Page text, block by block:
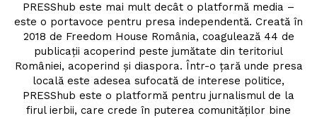
PRESShub este mai mult decât o platformă media –
este o portavoce pentru presa independentă. Creată în
2018 de Freedom House România, coagulează 44 de
publicații acoperind peste jumătate din teritoriul
României, acoperind și diaspora. Într-o țară unde presa
locală este adesea sufocată de interese politice,
PRESShub este o platformă pentru jurnalismul de la
firul ierbii, care crede în puterea comunităților bine